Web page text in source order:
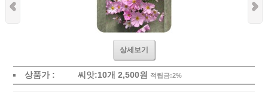
상세보기
상품가 : 씨앗:10개 2,500원 적립금:2%